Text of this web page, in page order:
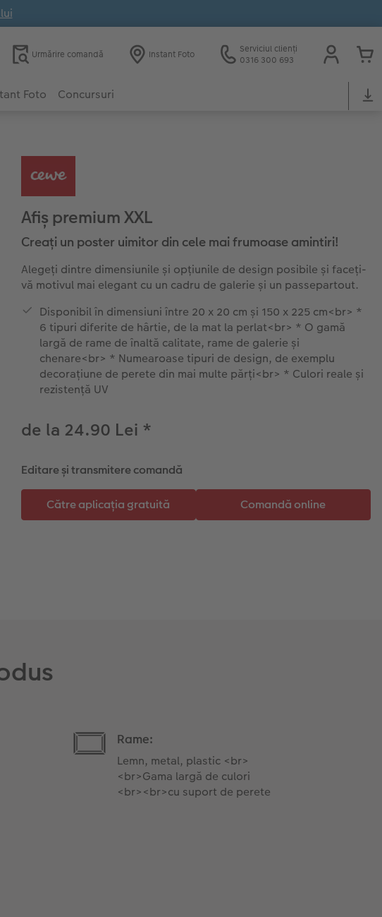
Urmărire comandă Instant Foto
Serviciul clienți
0316 300 693
Foto Concursuri
Afiș premium XXL
Creați un poster uimitor din cele mai frumoase amintiri!
Alegeți dintre dimensiunile și opțiunile de design posibile și faceți-
vă motivul mai elegant cu un cadru de galerie și un passepartout.
Disponibil în dimensiuni între 20 x 20 cm și 150 x 225 cm<br> *
6 tipuri diferite de hârtie, de la mat la perlat<br> * O gamă
largă de rame de înaltă calitate, rame de galerie și
chenare<br> * Numearoase tipuri de design, de exemplu
decorațiune de perete din mai multe părți<br> * Culori reale și
rezistență UV
de la 24.90 Lei *
Editare și transmitere comandă
Rame:
Lemn, metal, plastic <br>
<br>Gama largă de culori
<br><br>cu suport de perete